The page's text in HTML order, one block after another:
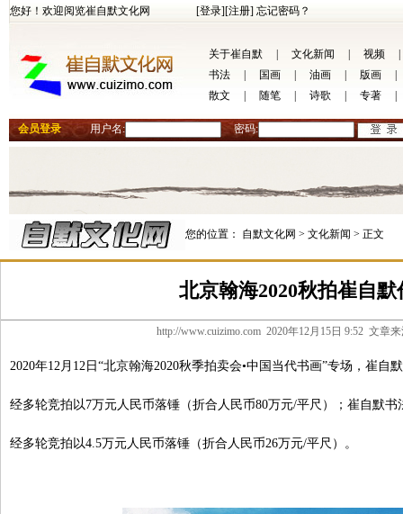
您好！欢迎阅览崔自默文化网 [登录][注册] 忘记密码？
关于崔自默 文化新闻 视频
书法
国画 油画 版画
散文
随笔 诗歌 专著
会员登录 用户名: 密码:
您的位置： 自默文化网 > 文化新闻 > 正文
北京翰海2020秋拍崔自
http://www.cuizimo.com 2020年12月15日 9:52 文章
2020年12月12日“北京翰海2020秋季拍卖会•中国当代书画”专场，崔自
经多轮竞拍以7万元人民币落锤（折合人民币80万元/平尺）；崔自默
经多轮竞拍以4.5万元人民币落锤（折合人民币26万元/平尺）。